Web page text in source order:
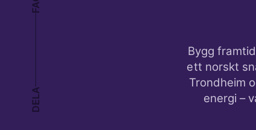
Bygg
ett norskt
Trondheim
energi –
DELA